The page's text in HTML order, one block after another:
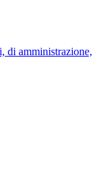
di amministrazione,